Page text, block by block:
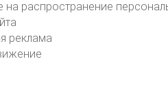
на распространение
реклама